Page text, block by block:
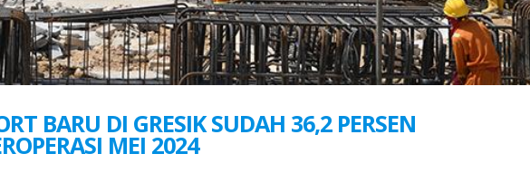
BARU DI GRESIK SUDAH 36,2 PERSEN
MEI 2024